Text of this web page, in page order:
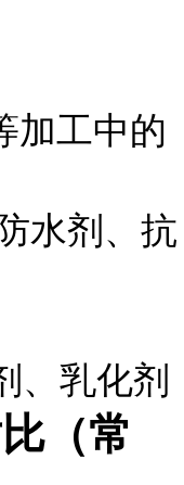
加工中的
水剂、抗
、乳化剂
（常